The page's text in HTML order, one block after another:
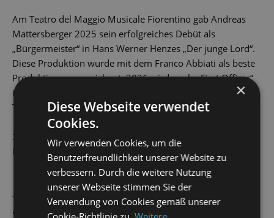
Am Teatro del Maggio Musicale Fiorentino gab Andreas
Mattersberger 2025 sein erfolgreiches Debüt als
„Bürgermeister“ in Hans Werner Henzes „Der junge Lord“.
Diese Produktion wurde mit dem Franco Abbiati als beste
Produktion ausgezeichnet. 2026 wird er als „First Officer“
in „The death of Klinghoffer“ (John Adams) erneut am
Teatro del Maggio Musicale Fiorentino zu hören sein.
2028 wird Andreas Mattersberger sein Debüt am New
National Theatre in Tokio geben.
AKTUELLE PRODUKTIONEN
Hänsel und Gretel Vater
×
Diese Webseite verwendet
Cookies.
Wir verwenden Cookies, um die
Benutzerfreundlichkeit unserer Website zu
verbessern. Durch die weitere Nutzung
unserer Webseite stimmen Sie der
Verwendung von Cookies gemäß unserer